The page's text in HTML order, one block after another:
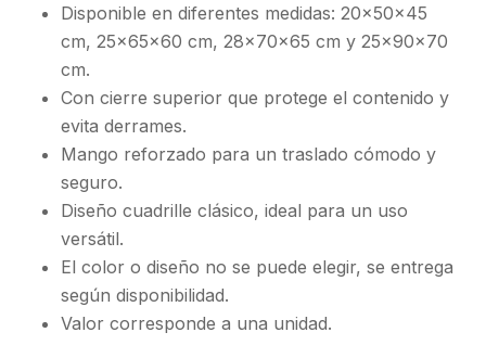
Disponible en diferentes medidas: 20x50x45
cm, 25x65x60 cm, 28x70x65 cm y 25x90x70
cm.
Con cierre superior que protege el contenido y
evita derrames.
Mango reforzado para un traslado cómodo y
seguro.
Diseño cuadrille clásico, ideal para un uso
versátil.
El color o diseño no se puede elegir, se entrega
según disponibilidad.
Valor corresponde a una unidad.